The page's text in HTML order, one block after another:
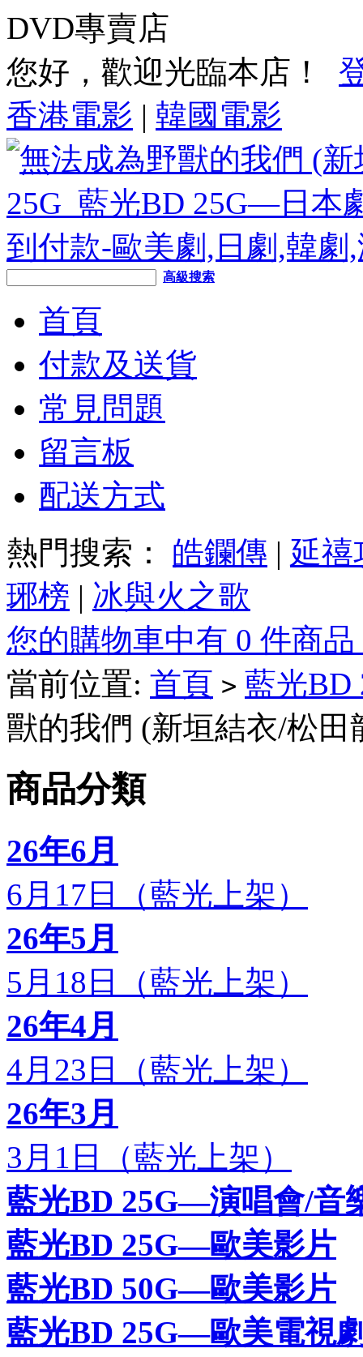
DVD專賣店
您好，歡迎光臨本店！
香港電影 | 韓國電影
高級搜索
首頁
付款及送貨
常見問題
留言板
配送方式
熱門搜索： 皓鑭傳 | 延禧
琊榜 | 冰與火之歌
您的購物車中有 0 件商
當前位置: 首頁 > 藍光
獸的我們 (新垣結衣/松田
商品分類
26年6月
6月17日（藍光上架）
26年5月
5月18日（藍光上架）
26年4月
4月23日（藍光上架）
26年3月
3月1日（藍光上架）
藍光BD 25G—演唱會/音
藍光BD 25G—歐美影片
藍光BD 50G—歐美影片
藍光BD 25G—歐美電視